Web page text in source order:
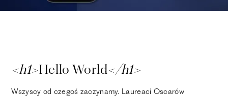
<h1>Hello World</h1>
Wszyscy od czegoś zaczynamy. Laureaci Oscarów